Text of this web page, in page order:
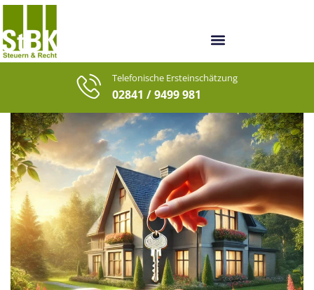
Telefonische Ersteinschätzung
02841 / 9499 981